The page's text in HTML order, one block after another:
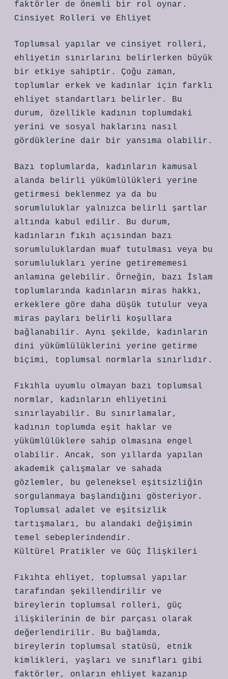
faktörler de önemli bir rol oynar.
Cinsiyet Rolleri ve Ehliyet
Toplumsal yapılar ve cinsiyet rolleri,
ehliyetin sınırlarını belirlerken büyük
bir etkiye sahiptir. Çoğu zaman,
toplumlar erkek ve kadınlar için farklı
ehliyet standartları belirler. Bu
durum, özellikle kadının toplumdaki
yerini ve sosyal haklarını nasıl
gördüklerine dair bir yansıma olabilir.
Bazı toplumlarda, kadınların kamusal
alanda belirli yükümlülükleri yerine
getirmesi beklenmez ya da bu
sorumluluklar yalnızca belirli şartlar
altında kabul edilir. Bu durum,
kadınların fıkıh açısından bazı
sorumluluklardan muaf tutulması veya bu
sorumlulukları yerine getirememesi
anlamına gelebilir. Örneğin, bazı İslam
toplumlarında kadınların miras hakkı,
erkeklere göre daha düşük tutulur veya
miras payları belirli koşullara
bağlanabilir. Aynı şekilde, kadınların
dini yükümlülüklerini yerine getirme
biçimi, toplumsal normlarla sınırlıdır.
Fıkıhla uyumlu olmayan bazı toplumsal
normlar, kadınların ehliyetini
sınırlayabilir. Bu sınırlamalar,
kadının toplumda eşit haklar ve
yükümlülüklere sahip olmasına engel
olabilir. Ancak, son yıllarda yapılan
akademik çalışmalar ve sahada
gözlemler, bu geleneksel eşitsizliğin
sorgulanmaya başlandığını gösteriyor.
Toplumsal adalet ve eşitsizlik
tartışmaları, bu alandaki değişimin
temel sebeplerindendir.
Kültürel Pratikler ve Güç İlişkileri
Fıkıhta ehliyet, toplumsal yapılar
tarafından şekillendirilir ve
bireylerin toplumsal rolleri, güç
ilişkilerinin de bir parçası olarak
değerlendirilir. Bu bağlamda,
bireylerin toplumsal statüsü, etnik
kimlikleri, yaşları ve sınıfları gibi
faktörler, onların ehliyet kazanıp